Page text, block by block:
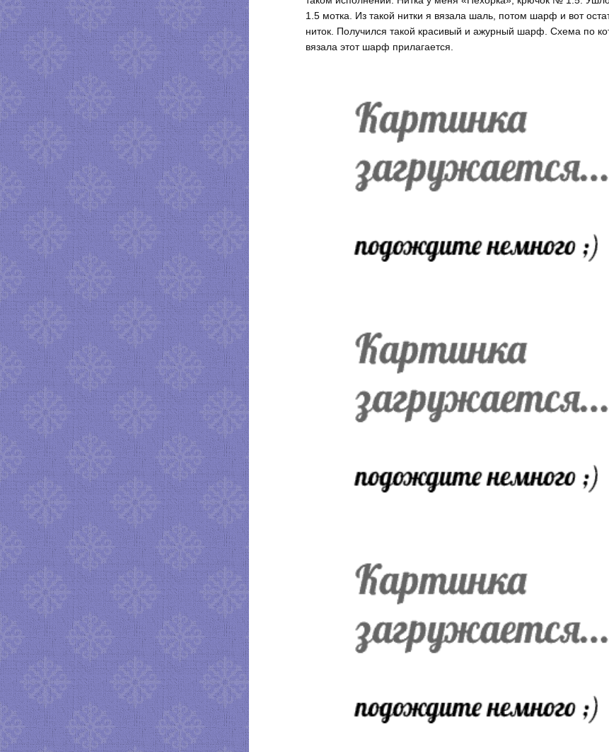
1.5 мотка. Из такой нитки я вязала шаль, потом шарф и вот
ниток. Получился такой красивый и ажурный шарф. Схема по
вязала этот шарф прилагается.